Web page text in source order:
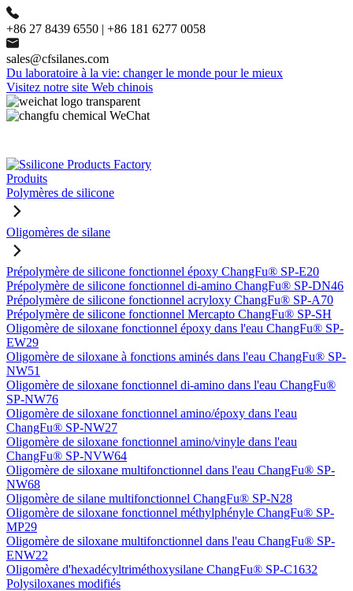
+86 27 8439 6550 | +86 181 6277 0058
sales@cfsilanes.com
Du laboratoire à la vie: changer le monde pour le mieux
Visitez notre site Web chinois
Produits
Polymères de silicone
Oligomères de silane
Prépolymère de silicone fonctionnel époxy ChangFu® SP-E20
Prépolymère de silicone fonctionnel di-amino ChangFu® SP-DN46
Prépolymère de silicone fonctionnel acryloxy ChangFu® SP-A70
Prépolymère de silicone fonctionnel Mercapto ChangFu® SP-SH
Oligomère de siloxane fonctionnel époxy dans l'eau ChangFu® SP-
EW29
Oligomère de siloxane à fonctions aminés dans l'eau ChangFu® SP-
NW51
Oligomère de siloxane fonctionnel di-amino dans l'eau ChangFu®
SP-NW76
Oligomère de siloxane fonctionnel amino/époxy dans l'eau
ChangFu® SP-NW27
Oligomère de siloxane fonctionnel amino/vinyle dans l'eau
ChangFu® SP-NVW64
Oligomère de siloxane multifonctionnel dans l'eau ChangFu® SP-
NW68
Oligomère de silane multifonctionnel ChangFu® SP-N28
Oligomère de siloxane fonctionnel méthylphényle ChangFu® SP-
MP29
Oligomère de siloxane multifonctionnel dans l'eau ChangFu® SP-
ENW22
Oligomère d'hexadécyltriméthoxysilane ChangFu® SP-C1632
Polysiloxanes modifiés